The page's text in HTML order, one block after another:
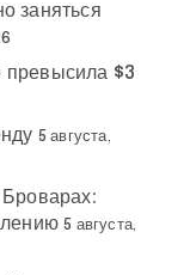
заняться
превысила $3
5 августа,
5 августа,